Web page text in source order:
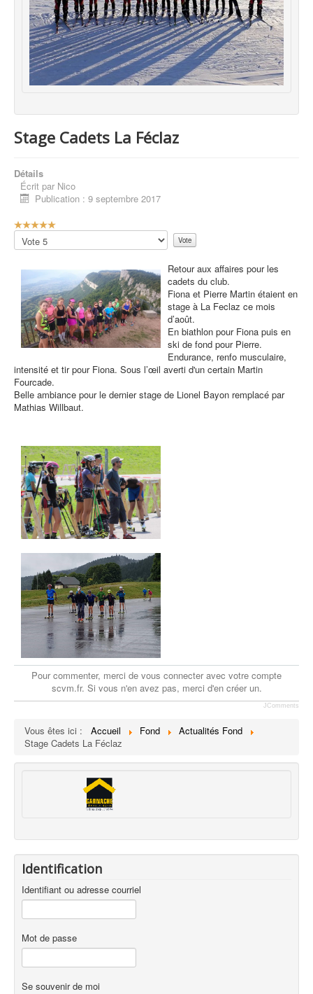
Stage Cadets La Féclaz
Détails
Écrit par Nico
Publication : 9 septembre 2017
V
o
t
e
u
r
:
Veuillez
voter
Retour aux affaires pour les
cadets du club.
Fiona et Pierre Martin étaient en
stage à La Feclaz ce mois
d’août.
En biathlon pour Fiona puis en
ski de fond pour Pierre.
Endurance, renfo musculaire,
intensité et tir pour Fiona. Sous l’œil averti d'un certain Martin
Fourcade.
Belle ambiance pour le dernier stage de Lionel Bayon remplacé par
Mathias Willbaut.​
Pour commenter, merci de vous connecter avec votre compte
scvm.fr. Si vous n'en avez pas, merci d'en créer un.
JComments
Vous êtes ici : Accueil Fond
Actualités Fond
Stage Cadets La Féclaz
Identification
Identifiant ou adresse courriel
Mot de passe
Se souvenir de moi